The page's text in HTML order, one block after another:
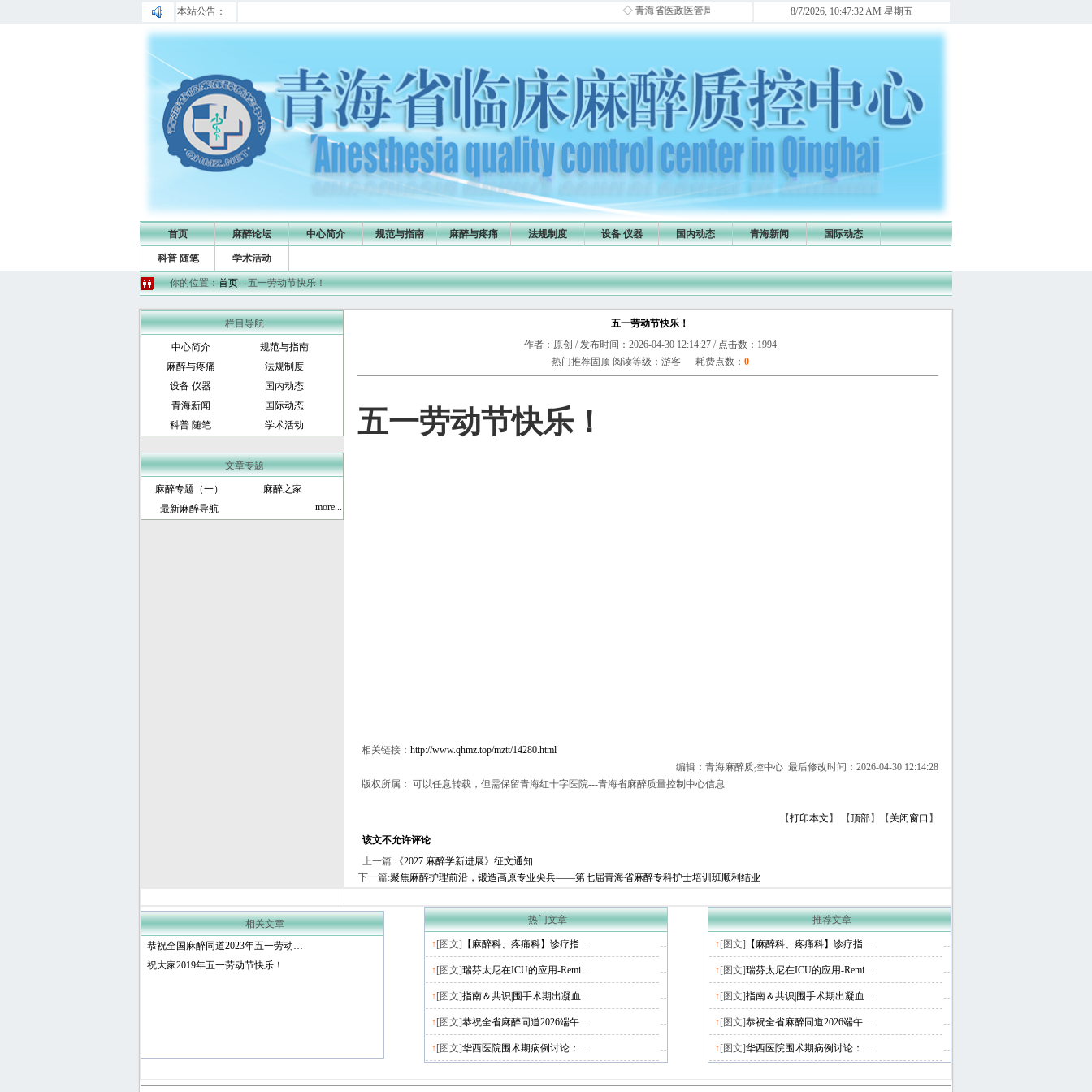
本站公告： ◇ 青海省医政医管局通知：请各医院麻醉信息联络员及时将麻醉直报信息上报，否则年终青海省医政医管局
8/7/2026, 10:47:32 AM 星期五
首页 麻醉论坛 中心简介 规范与指南 麻醉与疼痛 法规制度 设备 仪器 国内动态 青海新闻 国际动态
科普 随笔 学术活动
你的位置：首页---五一劳动节快乐！
栏目导航
中心简介
规范与指南
麻醉与疼痛
法规制度
设备 仪器
国内动态
青海新闻
国际动态
科普 随笔
学术活动
文章专题
麻醉专题（一）
麻醉之家
最新麻醉导航
more...
五一劳动节快乐！
作者：原创 / 发布时间：2026-04-30 12:14:27 / 点击数：1994
热门推荐固顶 阅读等级：游客 耗费点数： 0
五一劳动节快乐！
相关链接： http://www.qhmz.top/mztt/14280.html
编辑：青海麻醉质控中心 最后修改时间：2026-04-30 12:14:28
版权所属： 可以任意转载，但需保留青海红十字医院---青海省麻醉质量控制中心信息
【打印本文 】 【顶部】【 关闭窗口 】
该文不允许评论
上一篇: 《2027 麻醉学新进展》征文通知
下一篇:聚焦麻醉护理前沿，锻造高原专业尖兵——第七届青海省麻醉专科护士培训班顺利结业
相关文章
恭祝全国麻醉同道2023年五一劳动…
祝大家2019年五一劳动节快乐！
热门文章
↑ [图文] 【麻醉科、疼痛科】诊疗指…
↑ [图文]瑞芬太尼在ICU的应用-Remi…
↑ [图文]指南＆共识|围手术期出凝血…
↑ [图文]恭祝全省麻醉同道2026端午…
↑ [图文]华西医院围术期病例讨论：…
推荐文章
↑ [图文] 【麻醉科、疼痛科】诊疗指…
↑ [图文]瑞芬太尼在ICU的应用-Remi…
↑ [图文]指南＆共识|围手术期出凝血…
↑ [图文]恭祝全省麻醉同道2026端午…
↑ [图文]华西医院围术期病例讨论：…